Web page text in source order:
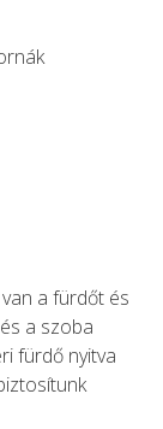
a fürdőt és
a szoba
fürdő nyitva